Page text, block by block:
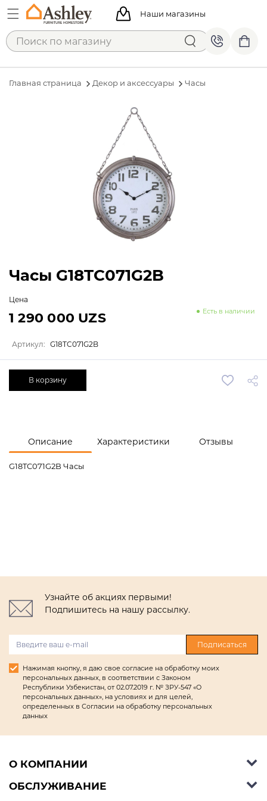
Наши магазины
Главная страница Декор и аксессуары Часы
Описание Характеристики Отзывы
G18TC071G2B Часы
Часы G18TC071G2B
Цена
Есть в наличии
1 290 000 UZS
Артикул: G18TC071G2B
В корзину
Узнайте об акциях первыми!
Подпишитесь на нашу рассылку.
Подписаться
Нажимая кнопку, я даю свое согласие на обработку моих
персональных данных, в соответствии с Законом
Республики Узбекистан, от 02.07.2019 г. № ЗРУ-547 «О
персональных данных», на условиях и для целей,
определенных в Согласии на обработку персональных
данных
О КОМПАНИИ
Об Ashley Furniture HomeStore
ОБСЛУЖИВАНИЕ